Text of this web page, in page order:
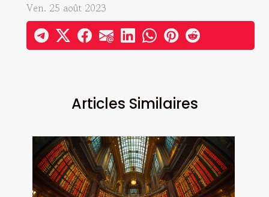
Articles Similaires
Ven. 25 août 2023